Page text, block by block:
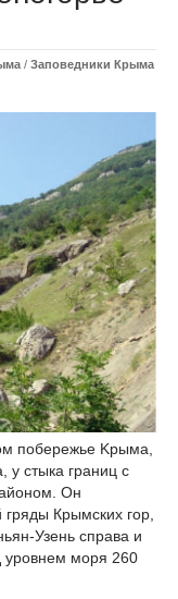
/ Заповедники Крыма
побережье Kрыма,
у стыка границ с
Он
Крымских гор,
Узень справа и
уровнем моря 260